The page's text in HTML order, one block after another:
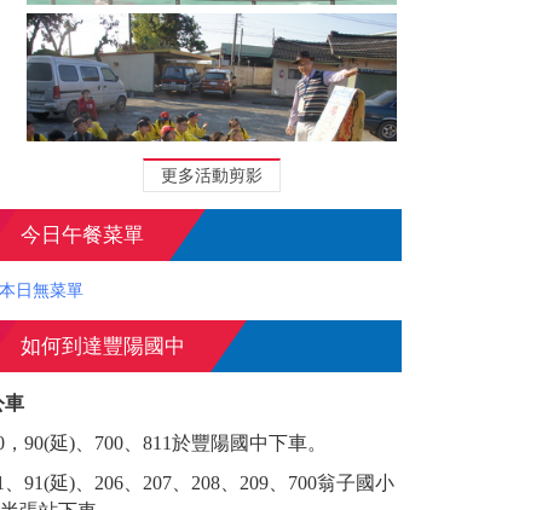
更多活動剪影
今日午餐菜單
日無菜單
如何到達豐陽國中
90(延)、700、811於豐陽國中下車。
91(延)、206、207、208、209、700翁子國小